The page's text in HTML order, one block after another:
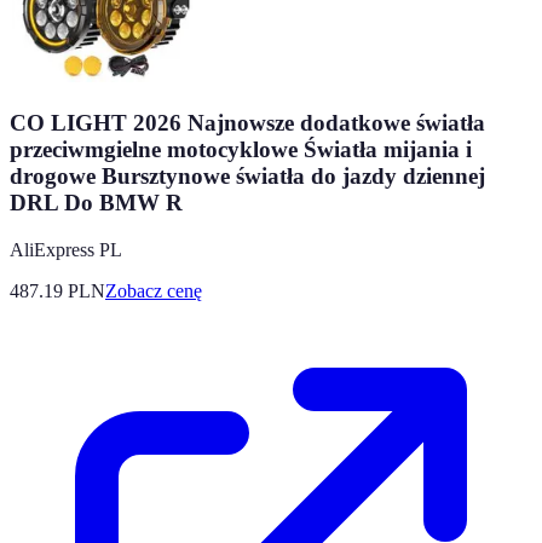
CO LIGHT 2026 Najnowsze dodatkowe światła
przeciwmgielne motocyklowe Światła mijania i
drogowe Bursztynowe światła do jazdy dziennej
DRL Do BMW R
AliExpress PL
487.19 PLNZobacz cenę